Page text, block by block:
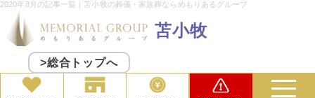
2020年8月の記事一覧｜苫小牧の葬儀・家族葬ならめもりあるグループ
苫小牧
>総合トップへ